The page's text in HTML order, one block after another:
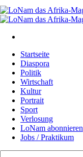
Startseite
Diaspora
Politik
Wirtschaft
Kultur
Portrait
Sport
Verlosung
LoNam abonnieren
Jobs / Praktikum